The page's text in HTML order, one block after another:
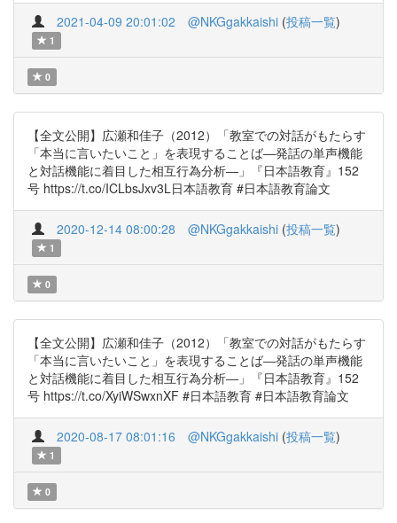
2021-04-09 20:01:02 @NKGgakkaishi (投稿一覧)
1
0
【全文公開】広瀬和佳子（2012）「教室での対話がもたらす
「本当に言いたいこと」を表現することば―発話の単声機能
と対話機能に着目した相互行為分析―」『日本語教育』152
号 https://t.co/ICLbsJxv3L日本語教育 #日本語教育論文
2020-12-14 08:00:28 @NKGgakkaishi (投稿一覧)
1
0
【全文公開】広瀬和佳子（2012）「教室での対話がもたらす
「本当に言いたいこと」を表現することば―発話の単声機能
と対話機能に着目した相互行為分析―」『日本語教育』152
号 https://t.co/XyiWSwxnXF #日本語教育 #日本語教育論文
2020-08-17 08:01:16 @NKGgakkaishi (投稿一覧)
1
0